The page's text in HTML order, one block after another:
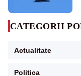
CATEGORII
Actualitate
Politica